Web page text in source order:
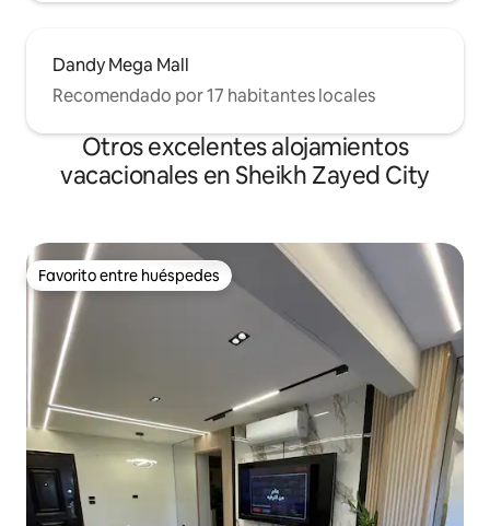
Dandy Mega Mall
Recomendado por 17 habitantes locales
Otros excelentes alojamientos
vacacionales en Sheikh Zayed City
Favorito entre huéspedes
Favorito entre huéspedes